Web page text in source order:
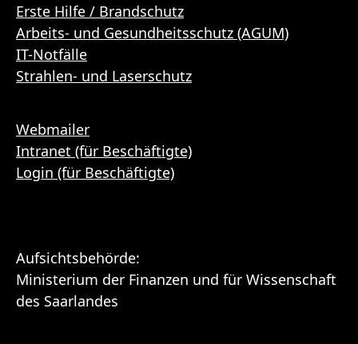
Erste Hilfe / Brandschutz
Arbeits- und Gesundheitsschutz (AGUM)
IT-Notfälle
Strahlen- und Laserschutz
Webmailer
Intranet (für Beschäftigte)
Login (für Beschäftigte)
Aufsichtsbehörde:
Ministerium der Finanzen und für Wissenschaft
des Saarlandes